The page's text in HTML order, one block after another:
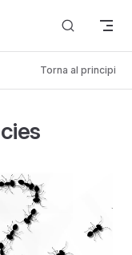
Torna al principi